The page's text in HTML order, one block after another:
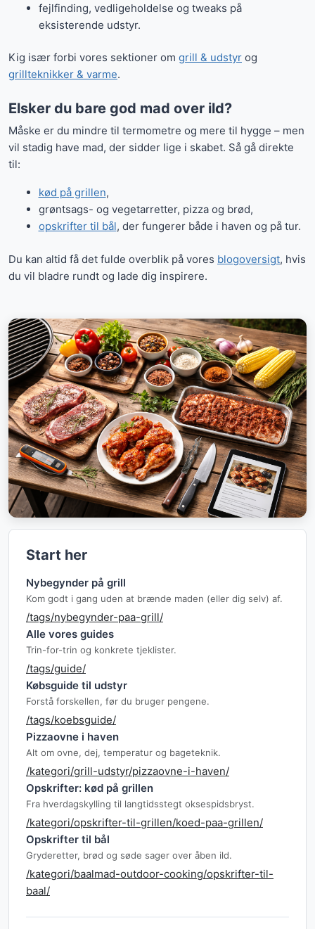
fejlfinding, vedligeholdelse og tweaks på
eksisterende udstyr.
Kig især forbi vores sektioner om grill & udstyr og
grillteknikker & varme.
Elsker du bare god mad over ild?
Måske er du mindre til termometre og mere til hygge – men
vil stadig have mad, der sidder lige i skabet. Så gå direkte
til:
kød på grillen,
grøntsags- og vegetarretter, pizza og brød,
opskrifter til bål, der fungerer både i haven og på tur.
Du kan altid få det fulde overblik på vores blogoversigt, hvis
du vil bladre rundt og lade dig inspirere.
Start her
Nybegynder på grill
Kom godt i gang uden at brænde maden (eller dig selv) af.
/tags/nybegynder-paa-grill/
Alle vores guides
Trin-for-trin og konkrete tjeklister.
/tags/guide/
Købsguide til udstyr
Forstå forskellen, før du bruger pengene.
/tags/koebsguide/
Pizzaovne i haven
Alt om ovne, dej, temperatur og bageteknik.
/kategori/grill-udstyr/pizzaovne-i-haven/
Opskrifter: kød på grillen
Fra hverdagskylling til langtidsstegt oksespidsbryst.
/kategori/opskrifter-til-grillen/koed-paa-grillen/
Opskrifter til bål
Gryderetter, brød og søde sager over åben ild.
/kategori/baalmad-outdoor-cooking/opskrifter-til-
baal/